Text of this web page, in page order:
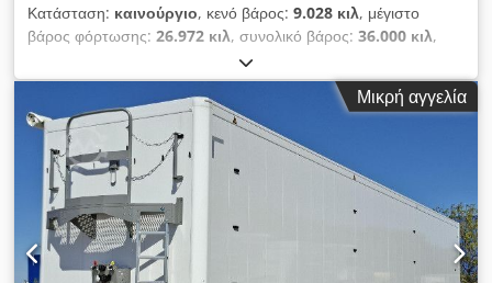
Κατάσταση: καινούργιο, κενό βάρος: 9.028 κιλ, μέγιστο
βάρος φόρτωσης: 26.972 κιλ, συνολικό βάρος: 36.000 κιλ,
, όγκος χώρου φόρτωσης:
ανάρτηση:αέρας, μέγεθος ελαστικού:425/65R22,5,
Εξοπλισμός:ABS, | Knapen K-200 με συρόμενο δάπεδο και
αναδιπλούμενη οροφή | Αγροτικό τρέιλερ χωρητικότητας 70m³
| Άξονες BPW με ταμπούρα φρένων | Άξονες 10 τόνων |
Κατευθυνόμενος άξονας στο τρίτο άξονα | Υδραυλική πίσω
πόρτα | Ανυψωτικός άξονας | Πάτωμα 10mm | Κουτί
εργαλείων | Cargofloor, σύστημα Powerspeed | Αισθητήρες
πίεσης ελαστικών | Υπόκειται σε διόρθωση ή πώληση χωρίς
προηγούμενη ειδοποίηση. Dcjdpfx Aow Agv Doiwok
Μικρή αγγελία